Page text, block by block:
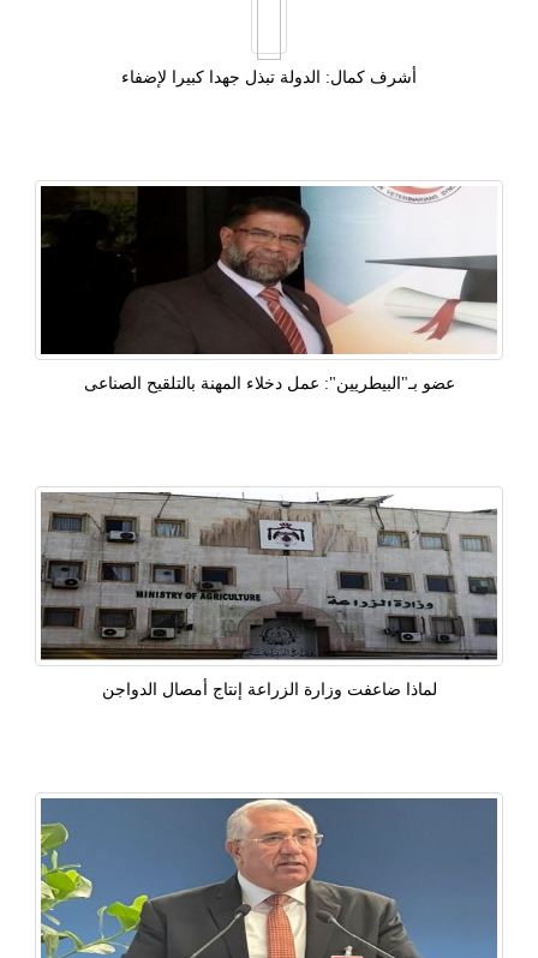
أشرف كمال: الدولة تبذل جهدا كبيرا لإضفاء
عضو بـ"البيطريين": عمل دخلاء المهنة بالتلقيح الصناعى
لماذا ضاعفت وزارة الزراعة إنتاج أمصال الدواجن